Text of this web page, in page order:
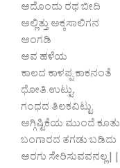
ಅದೊಂದು ರಥ ಬೀದಿ
ಅಲ್ಲಿತ್ತು ಅಕ್ಕಸಾಲಿಗನ
ಅಂಗಡಿ
ಅವ ಹಳೆಯ
ಕಾಲದ ಕಾಳಪ್ಪ ಕಾಕನಂತೆ
ಧೋತಿ ಉಟ್ಟು,
ಗಂಧದ ತಿಲಕವಿಟ್ಟು
ಅಗ್ಗಿಷ್ಟಿಕೆಯ ಮುಂದೆ ಕೂತು
ಬಂಗಾರದ ತಗಡು ಬಡಿದು
ಅರಗು ಸೇರಿಸುವವನಲ್ಲ||